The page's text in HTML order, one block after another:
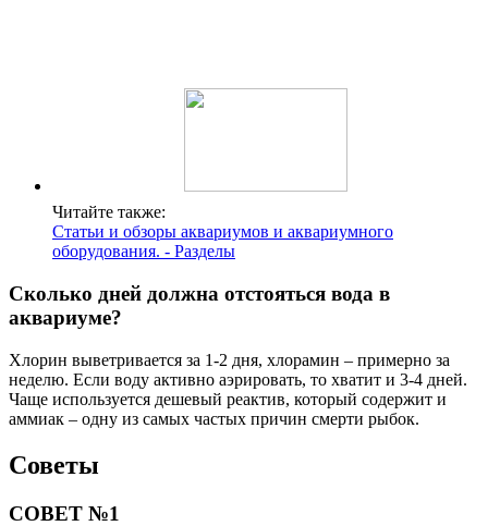
Читайте также:
Статьи и обзоры аквариумов и аквариумного
оборудования. - Разделы
Сколько дней должна отстояться вода в
аквариуме?
Хлорин выветривается за 1-2 дня, хлорамин – примерно за
неделю. Если воду активно аэрировать, то хватит и 3-4 дней.
Чаще используется дешевый реактив, который содержит и
аммиак – одну из самых частых причин смерти рыбок.
Советы
СОВЕТ №1